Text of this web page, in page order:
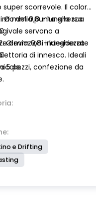
super scorrevole. Il colore
della punta e la sua
servono a
deviazioni indesiderate
di innesco. Ideali
Ø mm 0,8 - lunghezza
Ø mm 0,8 - lunghezza
5 pezzi, confezione da
e Drifting